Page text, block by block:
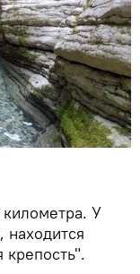
У
находится
крепость".